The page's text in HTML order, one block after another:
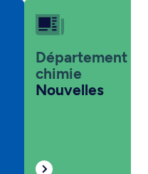
Département de
chimie
Nouvelles